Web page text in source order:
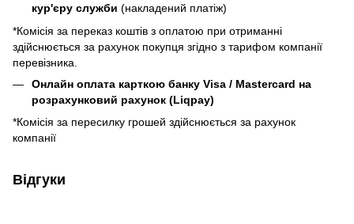
кур'єру служби (накладений платіж)
*Комісія за переказ коштів з оплатою при отриманні
здійснюється за рахунок покупця згідно з тарифом компанії
перевізника.
Онлайн оплата карткою банку Visa / Mastercard на
розрахунковий рахунок (Liqpay)
*Комісія за пересилку грошей здійснюється за рахунок
компанії
Відгуки